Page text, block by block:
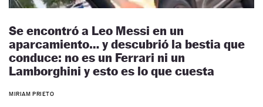
Se encontró a Leo Messi en un
aparcamiento… y descubrió la bestia que
conduce: no es un Ferrari ni un
Lamborghini y esto es lo que cuesta
MIRIAM PRIETO